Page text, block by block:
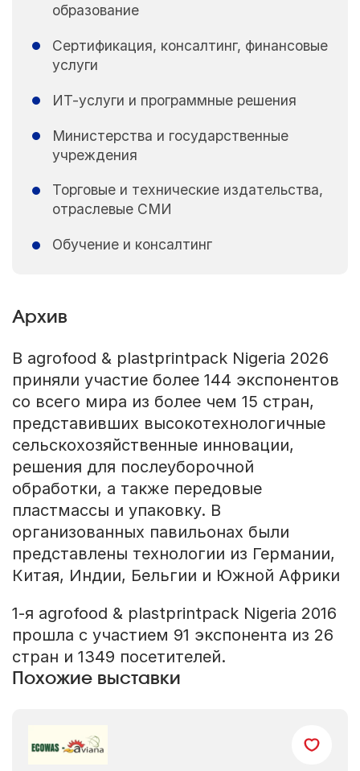
образование
Сертификация, консалтинг, финансовые
услуги
ИТ-услуги и программные решения
Министерства и государственные
учреждения
Торговые и технические издательства,
отраслевые СМИ
Обучение и консалтинг
Архив
В agrofood & plastprintpack Nigeria 2026
приняли участие более 144 экспонентов
со всего мира из более чем 15 стран,
представивших высокотехнологичные
сельскохозяйственные инновации,
решения для послеуборочной
обработки, а также передовые
пластмассы и упаковку. В
организованных павильонах были
представлены технологии из Германии,
Китая, Индии, Бельгии и Южной Африки
1-я agrofood & plastprintpack Nigeria 2016
прошла с участием 91 экспонента из 26
стран и 1349 посетителей.
Похожие выставки